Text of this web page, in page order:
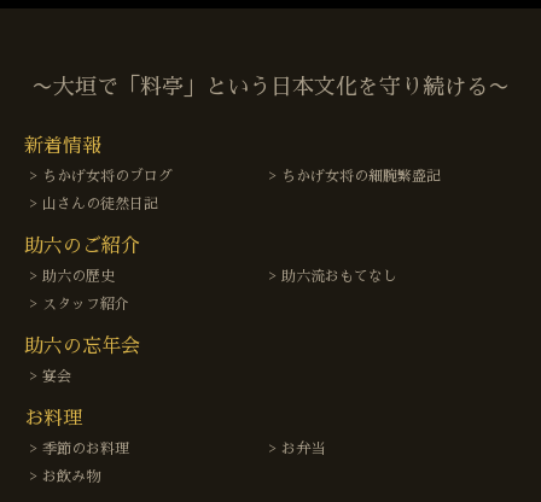
〜大垣で「料亭」という日本文化を守り続ける〜
新着情報
ちかげ女将のブログ
ちかげ女将の細腕繁盛記
山さんの徒然日記
助六のご紹介
助六の歴史
助六流おもてなし
スタッフ紹介
助六の忘年会
宴会
お料理
季節のお料理
お弁当
お飲み物